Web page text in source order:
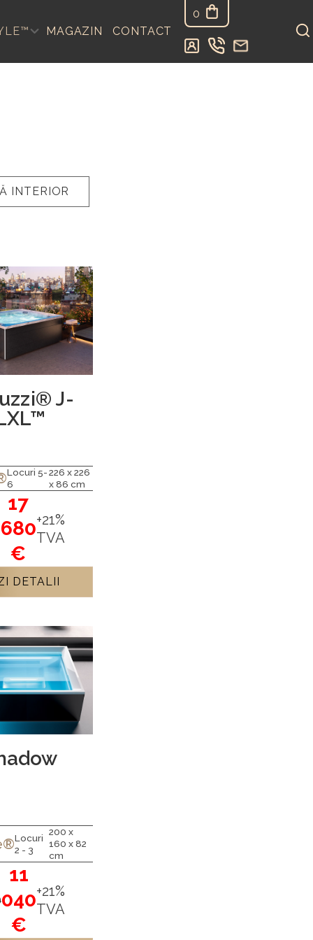
MAGAZIN CONTACT
0
INTERIOR
J-
Locuri 5-
6
226 x 226
x 86 cm
17
680
€
+21%
TVA
DETALII
Locuri
2 - 3
200 x
160 x 82
cm
11
040
€
+21%
TVA